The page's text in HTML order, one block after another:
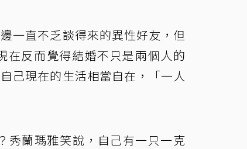
一直不乏談得來的異性好友，但
在反而覺得結婚不只是兩個人的
己現在的生活相當自在，「一人
秀蘭瑪雅笑說，自己有一只一克